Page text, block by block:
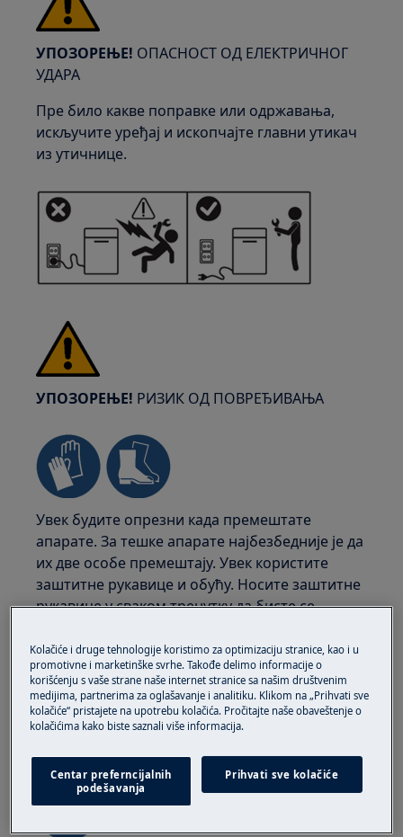
УПОЗОРЕЊЕ! ОПАСНОСТ ОД ЕЛЕКТРИЧНОГ
УДАРА
Пре било какве поправке или одржавања,
искључите уређај и ископчајте главни утикач
из утичнице.
УПОЗОРЕЊЕ! РИЗИК ОД ПОВРЕЂИВАЊА
Увек будите опрезни када премештате
апарате. За тешке апарате најбезбедније је да
их две особе премештају. Увек користите
заштитне рукавице и обућу. Носите заштитне
рукавице у сваком тренутку да бисте се
Kolačiće i druge tehnologije koristimo za optimizaciju stranice, kao i u
promotivne i marketinške svrhe. Takođe delimo informacije o
korišćenju s vaše strane naše internet stranice sa našim društvenim
medijima, partnerima za oglašavanje i analitiku. Klikom na „Prihvati sve
kolačiće“ pristajete na upotrebu kolačića. Pročitajte naše obaveštenje o
kolačićima kako biste saznali više informacija.
Centar preferncijalnih
podešavanja
Prihvati sve kolačiće